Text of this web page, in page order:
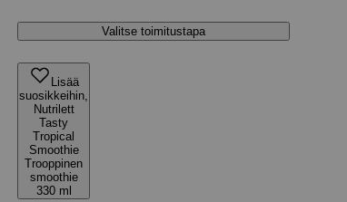
Valitse toimitustapa
Lisää
suosikkeihin,
Nutrilett
Tasty
Tropical
Smoothie
Trooppinen
smoothie
330 ml